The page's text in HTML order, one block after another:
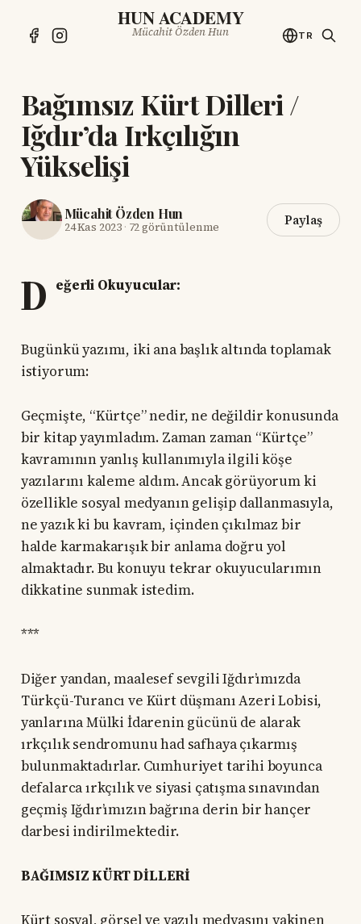
HUN ACADEMY
Mücahit Özden Hun TR
Bağımsız Kürt Dilleri /
Iğdır’da Irkçılığın
Yükselişi
Mücahit Özden Hun
24 Kas 2023· 72 görüntülenme Paylaş
D eğerli Okuyucular:
Bugünkü yazımı, iki ana başlık altında toplamak
istiyorum:
Geçmişte, “Kürtçe” nedir, ne değildir konusunda
bir kitap yayımladım. Zaman zaman “Kürtçe”
kavramının yanlış kullanımıyla ilgili köşe
yazılarını kaleme aldım. Ancak görüyorum ki
özellikle sosyal medyanın gelişip dallanmasıyla,
ne yazık ki bu kavram, içinden çıkılmaz bir
halde karmakarışık bir anlama doğru yol
almaktadır. Bu konuyu tekrar okuyucularımın
dikkatine sunmak istedim.
***
Diğer yandan, maalesef sevgili Iğdır’ımızda
Türkçü-Turancı ve Kürt düşmanı Azeri Lobisi,
yanlarına Mülki İdarenin gücünü de alarak
ırkçılık sendromunu had safhaya çıkarmış
bulunmaktadırlar. Cumhuriyet tarihi boyunca
defalarca ırkçılık ve siyasi çatışma sınavından
geçmiş Iğdır’ımızın bağrına derin bir hançer
darbesi indirilmektedir.
BAĞIMSIZ KÜRT DİLLERİ
Kürt sosyal, görsel ve yazılı medyasını yakinen